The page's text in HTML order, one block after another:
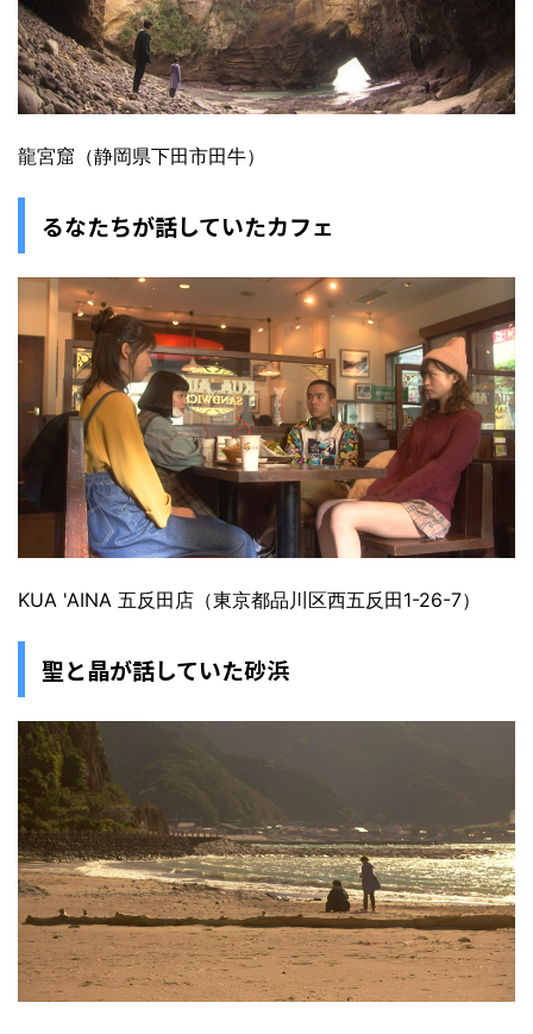
龍宮窟（静岡県下田市田牛）
るなたちが話していたカフェ
KUA 'AINA 五反田店（東京都品川区西五反田1-26-7）
聖と晶が話していた砂浜